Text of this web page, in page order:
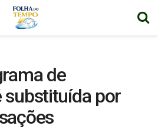
de
substituída por